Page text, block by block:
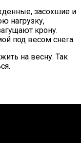
засохшие и
нагрузку,
крону.
под весом снега.
на весну. Так